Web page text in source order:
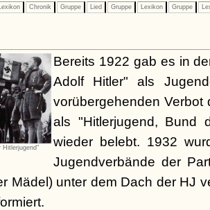
Chronik Gruppe Lied Gruppe Lexikon Gruppe
Hitlerjugend"
Bereits 1922 gab es in
Adolf Hitler" als
vorübergehenden Verbot
als "Hitlerjugend, Bund
wieder belebt. 1932
Jugendverbände der
Mädel) unter dem Dach der HJ